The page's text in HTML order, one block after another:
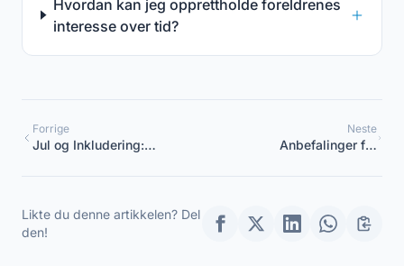
Hvordan kan jeg opprettholde foreldrenes
interesse over tid?
Forrige
Jul og Inkludering:
Neste
Anbefalinger for
Likte du denne artikkelen? Del
den!